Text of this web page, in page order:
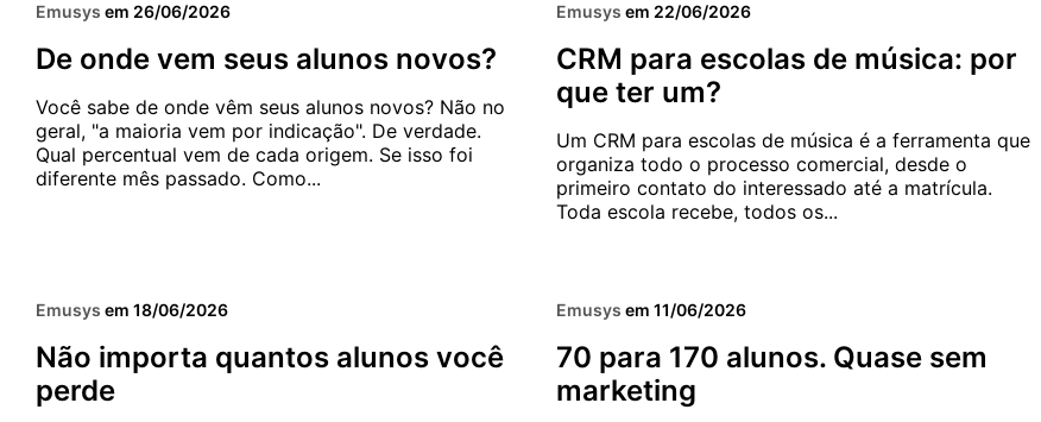
Emusys em 26/06/2026
De onde vem seus alunos novos?
Você sabe de onde vêm seus alunos novos? Não no
geral, "a maioria vem por indicação". De verdade.
Qual percentual vem de cada origem. Se isso foi
diferente mês passado. Como...
Emusys em 22/06/2026
CRM para escolas de música: por
que ter um?
Um CRM para escolas de música é a ferramenta que
organiza todo o processo comercial, desde o
primeiro contato do interessado até a matrícula.
Toda escola recebe, todos os...
Emusys em 18/06/2026
Não importa quantos alunos você
perde
Emusys em 11/06/2026
70 para 170 alunos. Quase sem
marketing